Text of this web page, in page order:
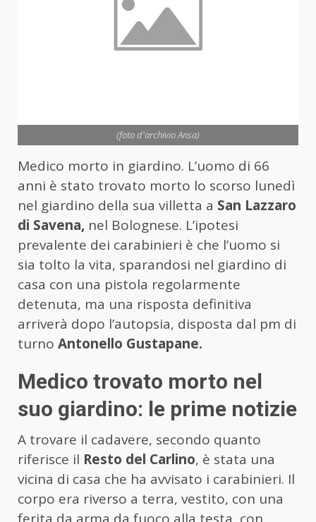
(foto d'archivio Ansa)
Medico morto in giardino. L’uomo di 66
anni è stato trovato morto lo scorso lunedì
nel giardino della sua villetta a San Lazzaro
di Savena, nel Bolognese. L’ipotesi
prevalente dei carabinieri è che l’uomo si
sia tolto la vita, sparandosi nel giardino di
casa con una pistola regolarmente
detenuta, ma una risposta definitiva
arriverà dopo l’autopsia, disposta dal pm di
turno Antonello Gustapane.
Medico trovato morto nel
suo giardino: le prime notizie
A trovare il cadavere, secondo quanto
riferisce il Resto del Carlino, è stata una
vicina di casa che ha avvisato i carabinieri. Il
corpo era riverso a terra, vestito, con una
ferita da arma da fuoco alla testa, con